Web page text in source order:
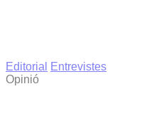
Editorial
Entrevistes
Opinió